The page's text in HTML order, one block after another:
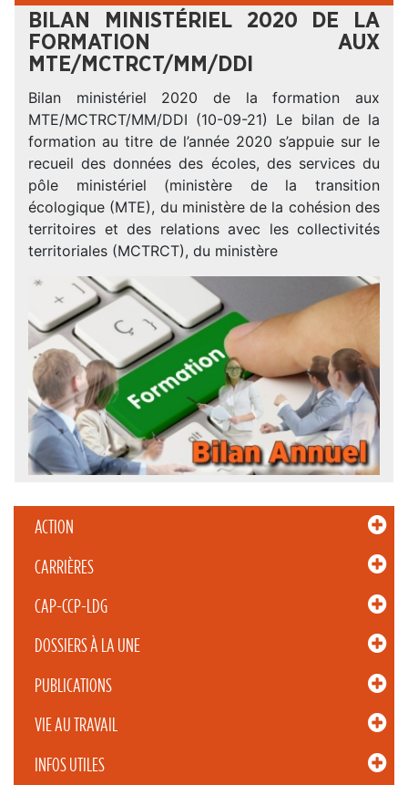
ACTION
CARRIÈRES
CAP-CCP-LDG
DOSSIERS À LA UNE
PUBLICATIONS
VIE AU TRAVAIL
INFOS UTILES
BILAN MINISTÉRIEL 2020 DE LA
FORMATION AUX
MTE/MCTRCT/MM/DDI
Bilan ministériel 2020 de la formation aux
MTE/MCTRCT/MM/DDI (10-09-21) Le bilan de la
formation au titre de l’année 2020 s’appuie sur le
recueil des données des écoles, des services du
pôle ministériel (ministère de la transition
écologique (MTE), du ministère de la cohésion des
territoires et des relations avec les collectivités
territoriales (MCTRCT), du ministère